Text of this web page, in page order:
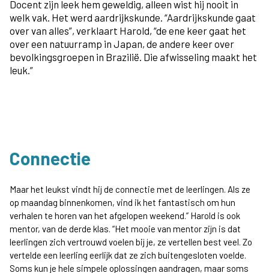
Docent zijn leek hem geweldig, alleen wist hij nooit in
welk vak. Het werd aardrijkskunde. “Aardrijkskunde gaat
over van alles”, verklaart Harold, “de ene keer gaat het
over een natuurramp in Japan, de andere keer over
bevolkingsgroepen in Brazilië. Die afwisseling maakt het
leuk.”
Connectie
Maar het leukst vindt hij de connectie met de leerlingen. Als ze
op maandag binnenkomen, vind ik het fantastisch om hun
verhalen te horen van het afgelopen weekend.” Harold is ook
mentor, van de derde klas. “Het mooie van mentor zijn is dat
leerlingen zich vertrouwd voelen bij je, ze vertellen best veel. Zo
vertelde een leerling eerlijk dat ze zich buitengesloten voelde.
Soms kun je hele simpele oplossingen aandragen, maar soms